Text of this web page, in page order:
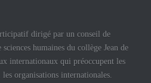
dirigé par un conseil de
humaines du collège Jean de
internationaux qui préoccupent les
les organisations internationales.